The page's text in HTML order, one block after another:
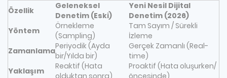
Özellik
Geleneksel
Denetim (Eski)
Yeni Nesil Dijital
Denetim (2026)
Yöntem
Örnekleme
(Sampling)
Tam Sayım / Sürekli
İzleme
ZamanlamaPeriyodik (Ayda
bir/Yılda bir)
Gerçek Zamanlı (Real-
time)
Yaklaşım
Reaktif (Hata
Proaktif (Hata oluşurken/